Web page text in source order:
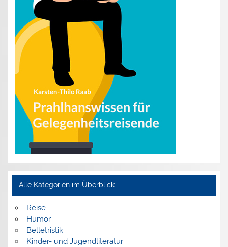
Alle Kategorien im Überblick
Reise
Humor
Belletristik
Kinder- und Jugendliteratur